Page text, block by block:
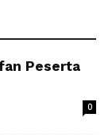
Peserta
0